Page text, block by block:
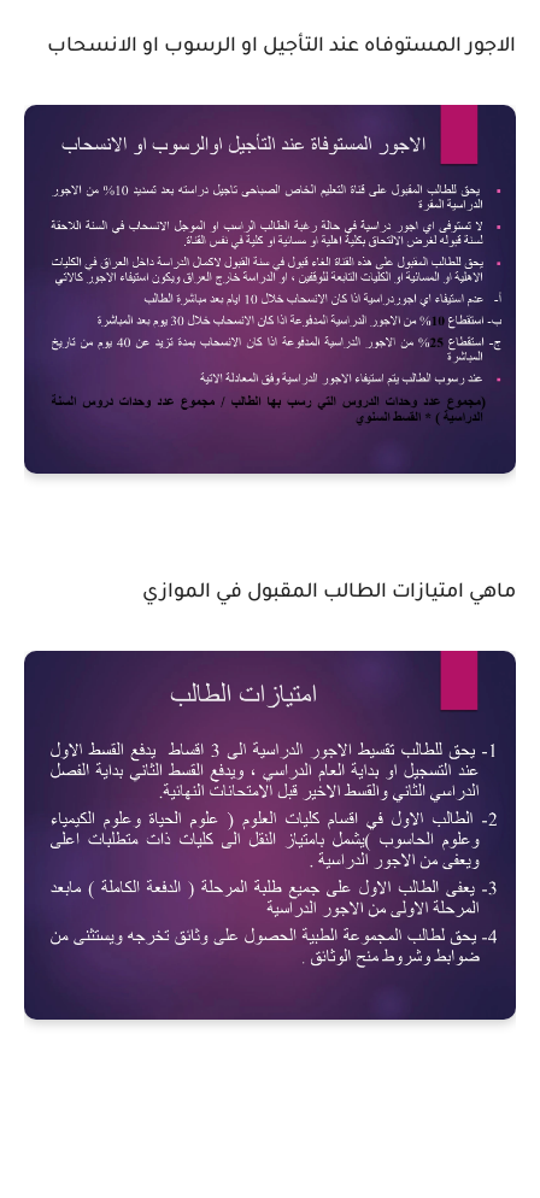
الاجور المستوفاه عند التأجيل او الرسوب او الانسحاب
ماهي امتيازات الطالب المقبول في الموازي